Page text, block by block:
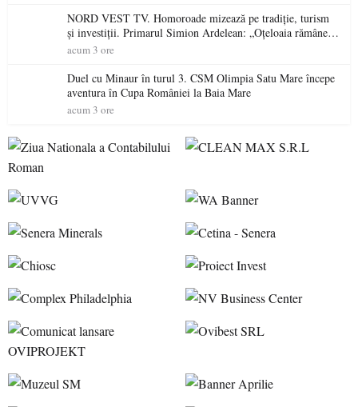
NORD VEST TV. Homoroade mizează pe tradiție, turism
și investiții. Primarul Simion Ardelean: „Oțeloaia rămâne
un brand al Codrului”
acum 3 ore
Duel cu Minaur în turul 3. CSM Olimpia Satu Mare începe
aventura în Cupa României la Baia Mare
acum 3 ore